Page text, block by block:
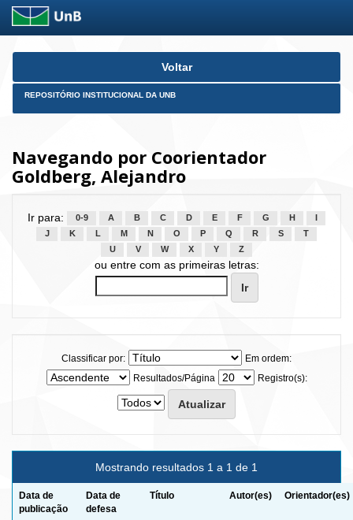
Skip
Voltar
REPOSITÓRIO INSTITUCIONAL DA UNB
Navegando por Coorientador
Goldberg, Alejandro
Ir para: 0-9 A B C D E F G H
J
K L M N O P Q R S
T
U
V W X Y Z
ou entre com as primeiras letras:
Classificar por:
Em ordem:
Resultados/Página
Registro(s):
Mostrando resultados 1 a 1 de 1
Data de
publicação
Data de
defesa
Título Autor(es) Orientador(es)